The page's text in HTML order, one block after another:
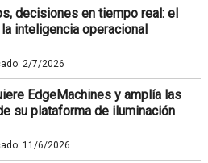
decisiones en tiempo real: el
inteligencia operacional
2/7/2026
EdgeMachines y amplía las
su plataforma de iluminación
11/6/2026